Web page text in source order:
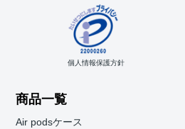
個人情報保護方針
商品一覧
Air podsケース